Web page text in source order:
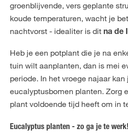
groenblijvende, vers geplante
koude temperaturen, wacht je
nachtvorst - idealiter is dit na de
Heb je een potplant die je na
tuin wilt aanplanten, dan is mei
periode. In het vroege najaar kan
eucalyptusbomen planten. Zorg
plant voldoende tijd heeft om in
Eucalyptus planten - zo ga je te werk!